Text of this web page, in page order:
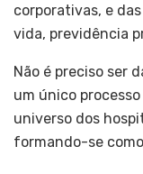
corporativas, e
vida, previdência
Não é preciso ser
um único
universo dos
formando-se